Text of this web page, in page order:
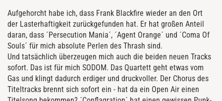
Aufgehorcht habe ich, dass Frank Blackfire wieder an den Ort
der Lasterhaftigkeit zurückgefunden hat. Er hat großen Anteil
daran, dass ´Persecution Mania´, ´Agent Orange´ und ´Coma Of
Souls´ für mich absolute Perlen des Thrash sind.
Und tatsächlich überzeugen mich auch die beiden neuen Tracks
sofort. Das ist für mich SODOM. Das Quartett geht etwas vom
Gas und klingt dadurch erdiger und druckvoller. Der Chorus des
Titeltracks brennt sich sofort ein - hat da ein Open Air einen